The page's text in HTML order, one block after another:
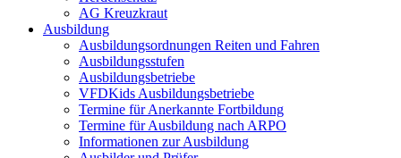
AG Kreuzkraut
Ausbildung
Ausbildungsordnungen Reiten und Fahren
Ausbildungsstufen
Ausbildungsbetriebe
VFDKids Ausbildungsbetriebe
Termine für Anerkannte Fortbildung
Termine für Ausbildung nach ARPO
Informationen zur Ausbildung